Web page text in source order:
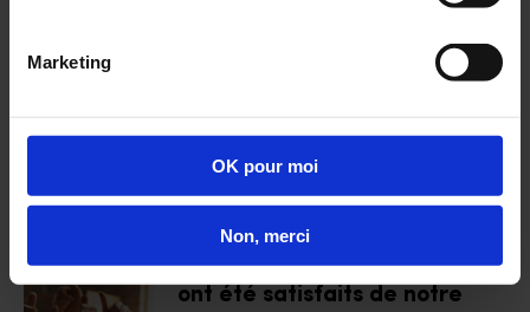
Marketing
OK pour moi
Non, merci
Ateliers prévention et bien
être au travail : pourquoi la
place durant votre
Semaine QVCT 2025 ?
En 2023, 96 % de nos clients
ont été satisfaits de notre